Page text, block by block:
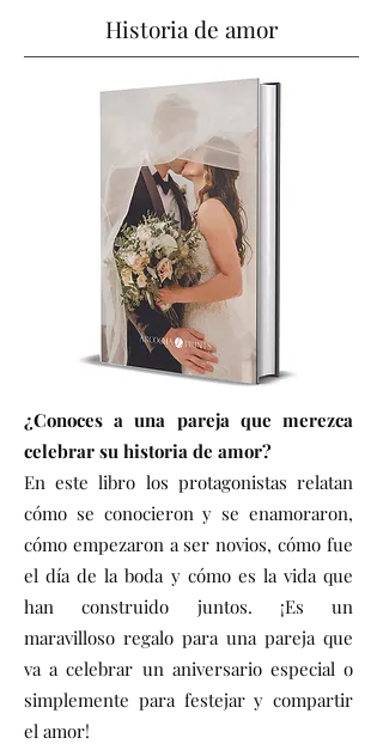
Historia de amor
¿Conoces a una pareja que merezca
celebrar su historia de amor?
En este libro los protagonistas relatan
cómo se conocieron y se enamoraron,
cómo empezaron a ser novios, cómo fue
el día de la boda y cómo es la vida que
han construido juntos. ¡Es un
maravilloso regalo para una pareja que
va a celebrar un aniversario especial o
simplemente para festejar y compartir
el amor!